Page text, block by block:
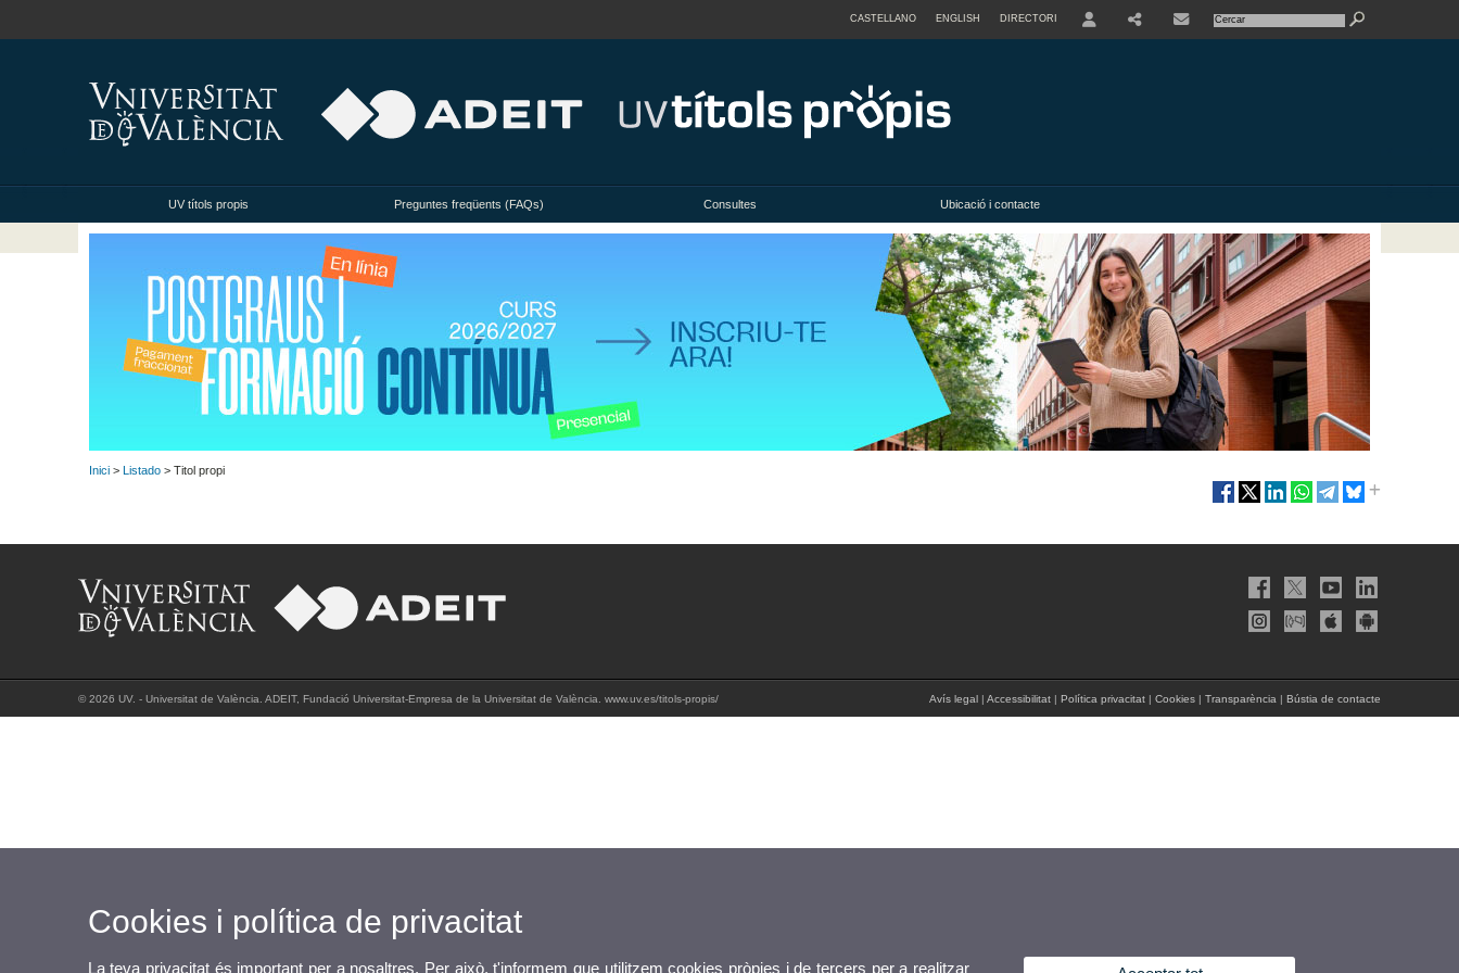
CASTELLANO ENGLISH DIRECTORI
UV títols propis Preguntes freqüents (FAQs) Consultes Ubicació i contacte
Inici > Listado > Titol propi
© 2026 UV. - Universitat de València. ADEIT, Fundació Universitat-Empresa de la Universitat de València. www.uv.es/titols-propis/ Avís legal | Accessibilitat | Política privacitat | Cookies | Transparència | Bústia de contacte
Cookies i política de privacitat
La teva privacitat és important per a nosaltres. Per això, t'informem que utilitzem cookies pròpies i de tercers per a realitzar